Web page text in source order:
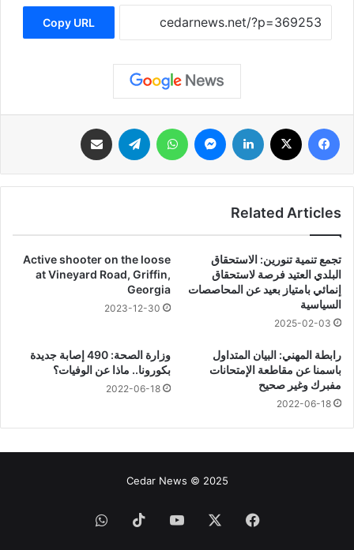
Copy URL
فيسبوك لينكدإن ماسنجر واتساب تيلقرام
Related Articles
تجمع تنمية تنورين: الاستحقاق
البلدي العتيد فرصة لاستحقاق
إنمائي بامتياز بعيد عن المحاصصات
السياسية
2025-02-03
Active shooter on the loose
at Vineyard Road, Griffin,
Georgia
2023-12-30
رابطة المهني: البيان المتداول
باسمنا عن مقاطعة الإمتحانات
مفبرك وغير صحيح
2022-06-18
وزارة الصحة: 490 إصابة جديدة
بكورونا.. ماذا عن الوفيات؟
2022-06-18
Cedar News © 2025
فيسبوك ‫YouTube
‫TikTokواتساب